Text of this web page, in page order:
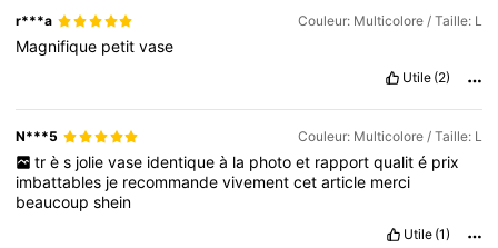
r***a Couleur: Multicolore / Taille: L
Magnifique petitvase
Utile (2)
N***5 Couleur: Multicolore / Taille: L
tr è s jolie vase identique à la photo et rapport qualit é prix
imbattables je recommandevivementcetarticle merci
beaucoupshein
Utile (1)